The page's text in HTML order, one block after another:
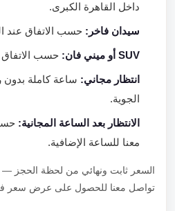
داخل القاهرة الكبرى.
سيدان فاخر:حسب الاتفاق عند
SUV أو ميني فان: حسب الاتفاق
انتظار مجاني:ساعة كاملة بدون
الجوية.
الانتظار بعد الساعة المجانية:حسب
معنا للساعة الإضافية.
السعر ثابت ونهائي من لحظة الحجز —
تواصل معنا للحصول على عرض سعر